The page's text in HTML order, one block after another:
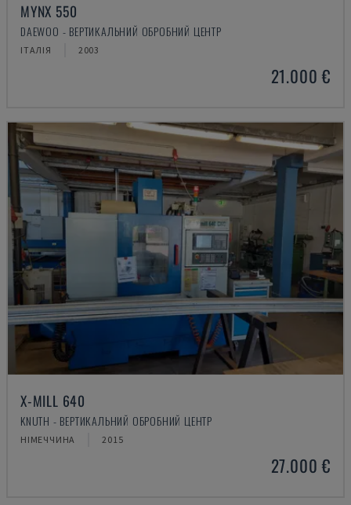
MYNX 550
DAEWOO - ВЕРТИКАЛЬНИЙ ОБРОБНИЙ ЦЕНТР
ІТАЛІЯ 2003
21.000 €
X-MILL 640
KNUTH - ВЕРТИКАЛЬНИЙ ОБРОБНИЙ ЦЕНТР
НІМЕЧЧИНА 2015
27.000 €